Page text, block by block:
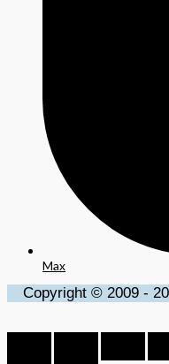
Max
Copyright © 2009 -